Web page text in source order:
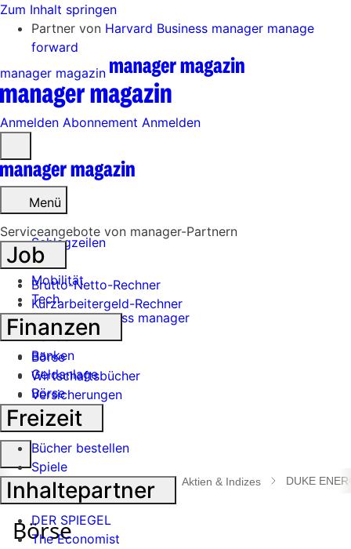
Zum Inhalt springen
Partner von Harvard Business manager manage
forward
manager magazin
Anmelden Abonnement Anmelden
öffnen
Menü
Schlagzeilen
Mobilität
Tech
Harvard Business manager
Handel
Banken
Geldanlage
Börse
Industrie
Suche
öffnen
manager magazin Börse Aktien & Indizes DUKE
Serviceangebote von manager-Partnern
Job
Brutto-Netto-Rechner
Kurzarbeitergeld-Rechner
Finanzen
Börse
Wirtschaftsbücher
Versicherungen
Freizeit
Bücher bestellen
Spiele
Inhaltepartner
DER SPIEGEL
The Economist